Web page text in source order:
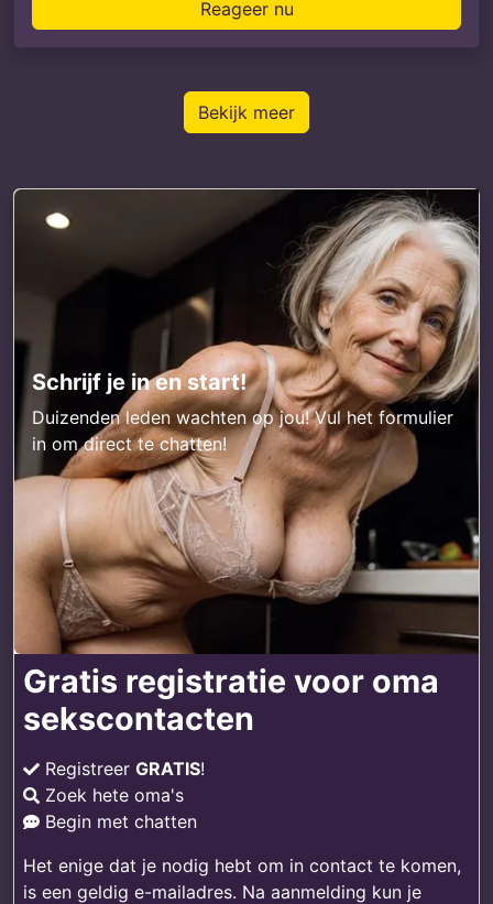
Reageer nu
Bekijk meer
Schrijf je in en start!
Duizenden leden wachten op jou! Vul het formulier
in om direct te chatten!
Gratis registratie voor oma
sekscontacten
Registreer GRATIS!
Zoek hete oma's
Begin met chatten
Het enige dat je nodig hebt om in contact te komen,
is een geldig e-mailadres. Na aanmelding kun je